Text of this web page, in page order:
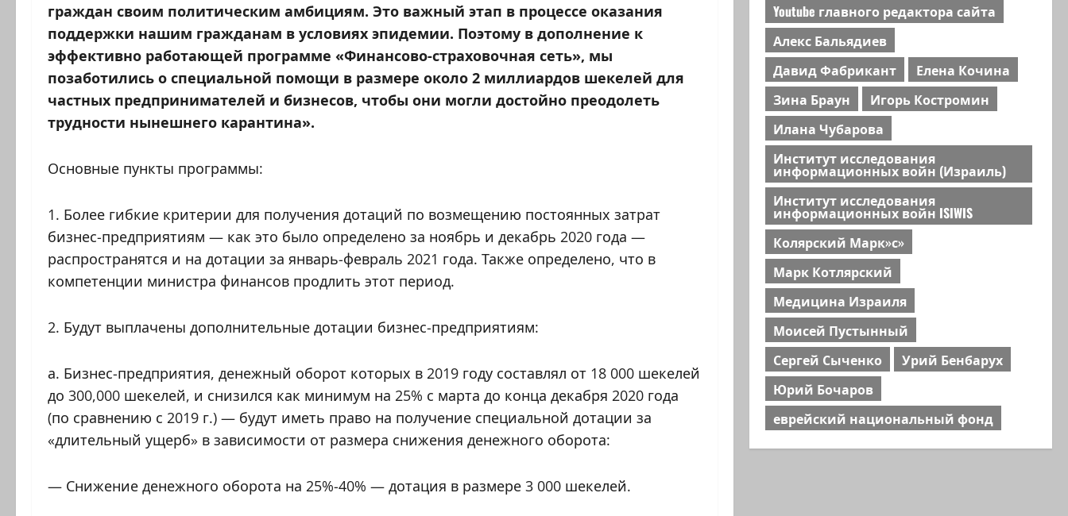
граждан своим политическим амбициям. Это важный этап в процессе оказания
поддержки нашим гражданам в условиях эпидемии. Поэтому в дополнение к
эффективно работающей программе «Финансово-страховочная сеть», мы
позаботились о специальной помощи в размере около 2 миллиардов шекелей для
частных предпринимателей и бизнесов, чтобы они могли достойно преодолеть
трудности нынешнего карантина».
Основные пункты программы:
1. Более гибкие критерии для получения дотаций по возмещению постоянных затрат
бизнес-предприятиям — как это было определено за ноябрь и декабрь 2020 года —
распространятся и на дотации за январь-февраль 2021 года. Также определено, что в
компетенции министра финансов продлить этот период.
2. Будут выплачены дополнительные дотации бизнес-предприятиям:
а. Бизнес-предприятия, денежный оборот которых в 2019 году составлял от 18 000 шекелей
до 300,000 шекелей, и снизился как минимум на 25% с марта до конца декабря 2020 года
(по сравнению с 2019 г.) — будут иметь право на получение специальной дотации за
«длительный ущерб» в зависимости от размера снижения денежного оборота:
— Снижение денежного оборота на 25%-40% — дотация в размере 3 000 шекелей.
Youtube главного редактора сайта
Алекс Бальядиев
Давид Фабрикант
Елена Кочина
Зина Браун
Игорь Костромин
Илана Чубарова
Институт исследования
информационных войн (Израиль)
Институт исследования
информационных войн ISIWIS
Колярский Марк»с»
Марк Котлярский
Медицина Израиля
Моисей Пустынный
Сергей Сыченко
Урий Бенбарух
Юрий Бочаров
еврейский национальный фонд